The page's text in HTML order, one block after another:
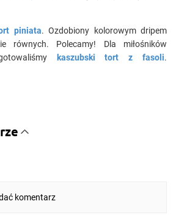
piniata. Ozdobiony kolorowym dripem
równych. Polecamy! Dla miłośników
kaszubski tort z fasoli.
komentarz